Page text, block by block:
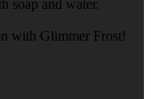
soap and water.
with Glimmer Frost!